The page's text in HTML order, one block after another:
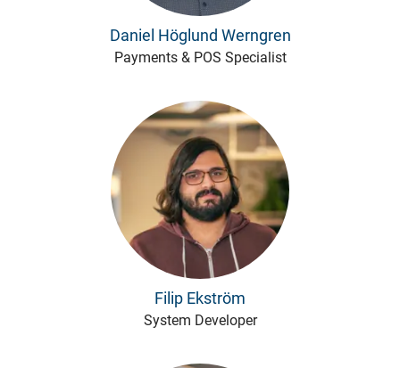
Daniel Höglund Werngren
Payments & POS Specialist
Filip Ekström
System Developer